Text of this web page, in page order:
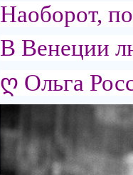
Наоборот,
В Венеции
ღ Ольга